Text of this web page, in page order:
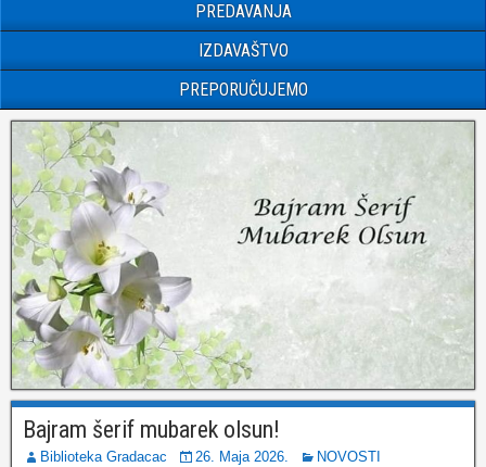
PREDAVANJA
IZDAVAŠTVO
PREPORUČUJEMO
Bajram šerif mubarek olsun!
Biblioteka Gradacac 26. Maja 2026. NOVOSTI